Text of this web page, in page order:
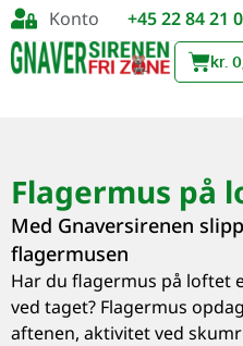
Konto +45 22 84 21
kr.
Flagermus på
Med Gnaversirenen
flagermusen
Har du flagermus på loftet
ved taget? Flagermus
aftenen, aktivitet ved